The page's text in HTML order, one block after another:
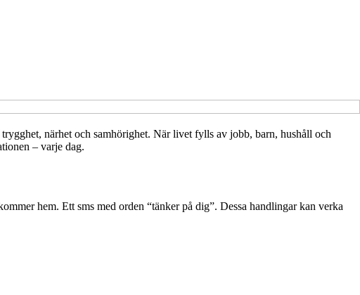
närhet och samhörighet. När livet fylls av jobb, barn, hushåll och
– varje dag.
hem. Ett sms med orden “tänker på dig”. Dessa handlingar kan verka